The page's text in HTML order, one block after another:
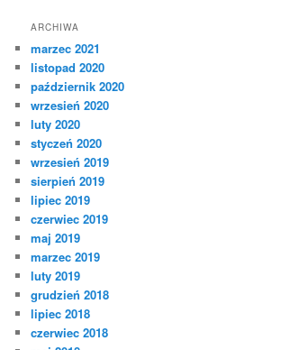
ARCHIWA
marzec 2021
listopad 2020
październik 2020
wrzesień 2020
luty 2020
styczeń 2020
wrzesień 2019
sierpień 2019
lipiec 2019
czerwiec 2019
maj 2019
marzec 2019
luty 2019
grudzień 2018
lipiec 2018
czerwiec 2018